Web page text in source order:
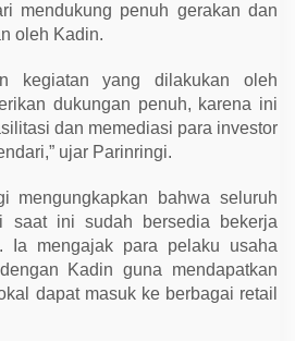
mendukung penuh gerakan dan
oleh Kadin.
kegiatan yang dilakukan oleh
dukungan penuh, karena ini
dan memediasi para investor
ujar Parinringi.
mengungkapkan bahwa seluruh
saat ini sudah bersedia bekerja
Ia mengajak para pelaku usaha
Kadin guna mendapatkan
dapat masuk ke berbagai retail